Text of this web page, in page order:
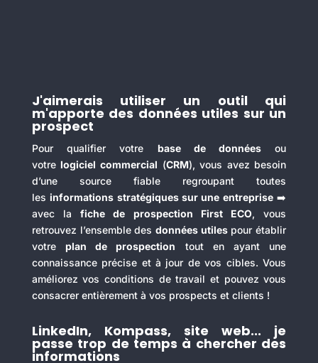
J'aimerais utiliser un outil qui
m'apporte des données utiles sur un
prospect
Pour qualifier votre base de donnéesou
votrelogiciel commercial (CRM), vous avez besoin
d’une source fiable regroupant toutes
lesinformations stratégiques sur une entreprise➡️
avec lafiche de prospection First ECO, vous
retrouvez l’ensemble des données utilespour établir
votre plan de prospection tout en ayant une
connaissance précise et à jour de vos cibles. Vous
améliorez vos conditions de travail et pouvez vous
consacrer entièrement à vos prospects et clients !
LinkedIn, Kompass, site web... je
passe trop de temps à chercher des
informations